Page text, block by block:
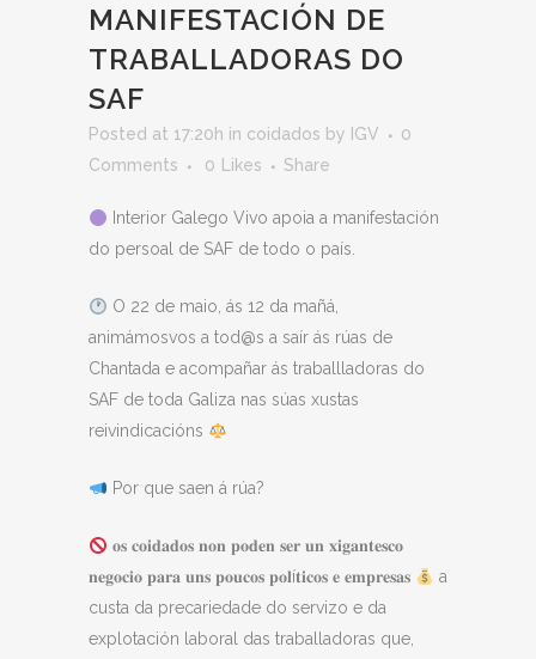
MANIFESTACIÓN DE
TRABALLADORAS DO
SAF
Posted at 17:20h in coidados by IGV
0
Comments
0 Likes Share
Interior Galego Vivo apoia a manifestación
do persoal de SAF de todo o país.
O 22 de maio, ás 12 da mañá,
animámosvos a tod@s a saír ás rúas de
Chantada e acompañar ás traballladoras do
SAF de toda Galiza nas súas xustas
reivindicacións
Por que saen á rúa?
𝐨𝐬 𝐜𝐨𝐢𝐝𝐚𝐝𝐨𝐬 𝐧𝐨𝐧 𝐩𝐨𝐝𝐞𝐧 𝐬𝐞𝐫 𝐮𝐧 𝐱𝐢𝐠𝐚𝐧𝐭𝐞𝐬𝐜𝐨
𝐧𝐞𝐠𝐨𝐜𝐢𝐨 𝐩𝐚𝐫𝐚 𝐮𝐧𝐬 𝐩𝐨𝐮𝐜𝐨𝐬 𝐩𝐨𝐥í𝐭𝐢𝐜𝐨𝐬 𝐞 𝐞𝐦𝐩𝐫𝐞𝐬𝐚𝐬
a
custa da precariedade do servizo e da
explotación laboral das traballadoras que,